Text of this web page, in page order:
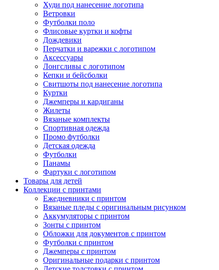
Худи под нанесение логотипа
Ветровки
Футболки поло
Флисовые куртки и кофты
Дождевики
Перчатки и варежки с логотипом
Аксессуары
Лонгсливы с логотипом
Кепки и бейсболки
Свитшоты под нанесение логотипа
Куртки
Джемперы и кардиганы
Жилеты
Вязаные комплекты
Спортивная одежда
Промо футболки
Детская одежда
Футболки
Панамы
Фартуки с логотипом
Товары для детей
Коллекции с принтами
Ежедневники с принтом
Вязаные пледы с оригинальным рисунком
Аккумуляторы с принтом
Зонты с принтом
Обложки для документов с принтом
Футболки с принтом
Джемперы с принтом
Оригинальные подарки с принтом